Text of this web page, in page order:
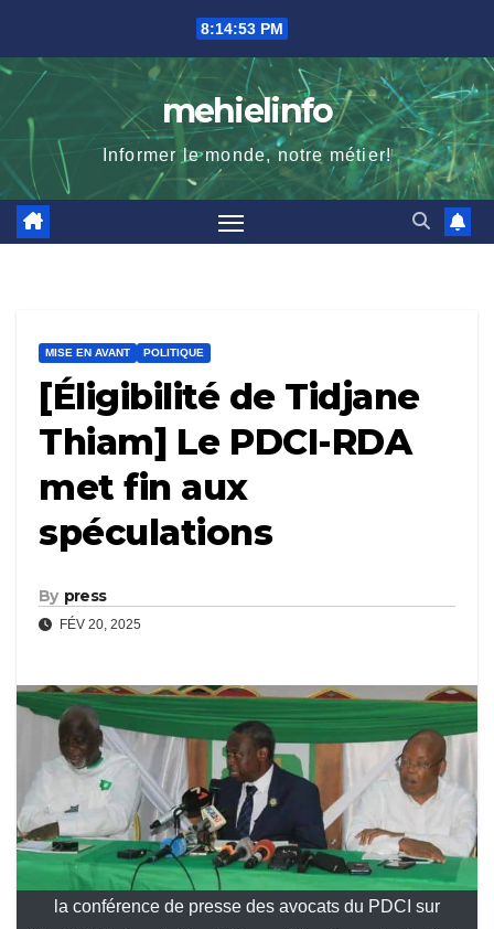
content
8:14:54 PM
mehielinfo
Informer le monde, notre métier!
MISE EN AVANT POLITIQUE
[Éligibilité de Tidjane
Thiam] Le PDCI-RDA
met fin aux
spéculations
By press
FÉV 20, 2025
la conférence de presse des avocats du PDCI sur